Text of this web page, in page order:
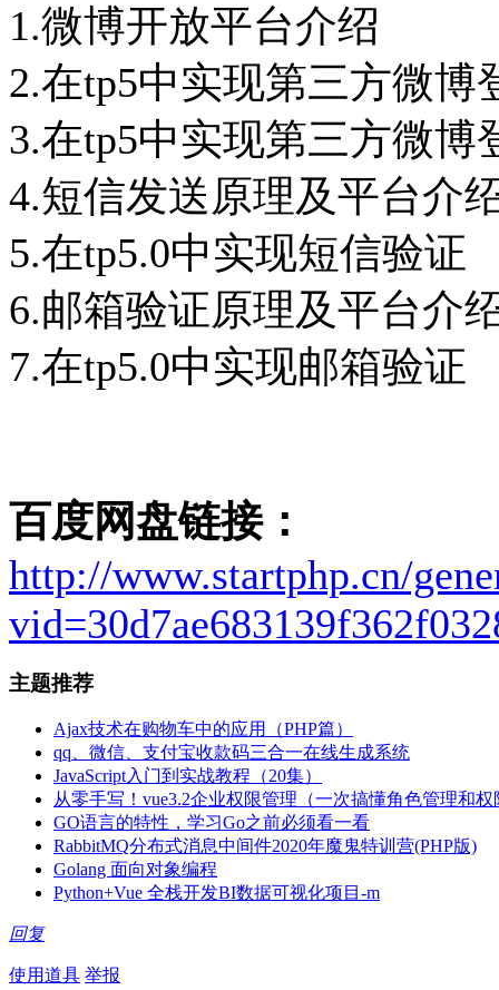
1.微博开放平台介绍
2.在tp5中实现第三方微博
3.在tp5中实现第三方微博
4.短信发送原理及平台介
5.在tp5.0中实现短信验证
6.邮箱验证原理及平台介
7.在tp5.0中实现邮箱验证
百度网盘链接：
http://www.startphp.cn/
主题推荐
Ajax技术在购物车中的应用（PHP篇）
qq、微信、支付宝收款码三合一在线生成系统
JavaScript入门到实战教程（20集）
从零手写！vue3.2企业权限管理（一次搞懂角色管理和权
GO语言的特性，学习Go之前必须看一看
RabbitMQ分布式消息中间件2020年魔鬼特训营(PHP版)
Golang 面向对象编程
Python+Vue 全栈开发BI数据可视化项目-m
回复
使用道具 举报